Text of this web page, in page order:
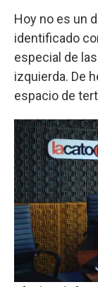
Hoy no es un
identificado
especial de
izquierda. De
espacio de